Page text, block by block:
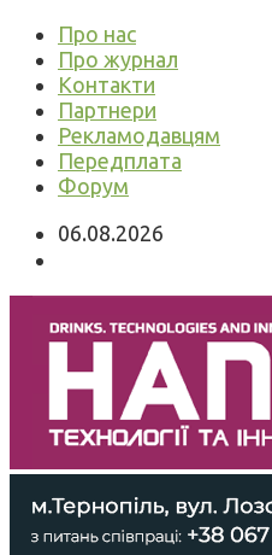
Про нас
Про журнал
Контакти
Партнери
Рекламодавцям
Передплата
Форум
06.08.2026